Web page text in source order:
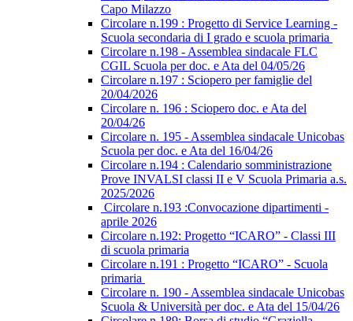
Capo Milazzo
Circolare n.199 : Progetto di Service Learning -
Scuola secondaria di I grado e scuola primaria
Circolare n.198 - Assemblea sindacale FLC
CGIL Scuola per doc. e Ata del 04/05/26
Circolare n.197 : Sciopero per famiglie del
20/04/2026
Circolare n. 196 : Sciopero doc. e Ata del
20/04/26
Circolare n. 195 - Assemblea sindacale Unicobas
Scuola per doc. e Ata del 16/04/26
Circolare n.194 : Calendario somministrazione
Prove INVALSI classi II e V Scuola Primaria a.s.
2025/2026
Circolare n.193 :Convocazione dipartimenti -
aprile 2026
Circolare n.192: Progetto “ICARO” - Classi III
di scuola primaria
Circolare n.191 : Progetto “ICARO” - Scuola
primaria
Circolare n. 190 - Assemblea sindacale Unicobas
Scuola & Università per doc. e Ata del 15/04/26